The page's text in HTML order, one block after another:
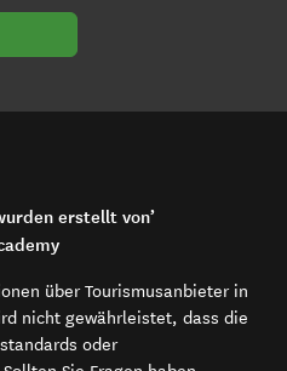
erstellt von’
über Tourismusanbieter in
nicht gewährleistet, dass die
oder